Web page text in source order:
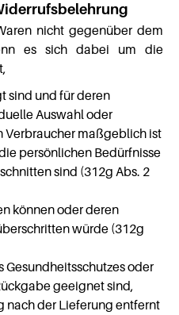
nicht gegenüber dem
es sich dabei um die
sind und für deren
Auswahl oder
Verbraucher maßgeblich ist
persönlichen Bedürfnisse
sind (312g Abs. 2
können oder deren
würde (312g
Gesundheitsschutzes oder
geeignet sind,
nach der Lieferung entfernt